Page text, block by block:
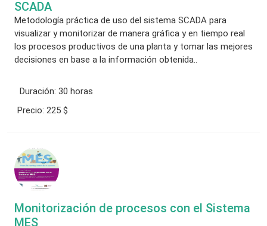
SCADA
Metodología práctica de uso del sistema SCADA para
visualizar y monitorizar de manera gráfica y en tiempo real
los procesos productivos de una planta y tomar las mejores
decisiones en base a la información obtenida..
Duración: 30 horas
Precio: 225 $
Monitorización de procesos con el Sistema
MES